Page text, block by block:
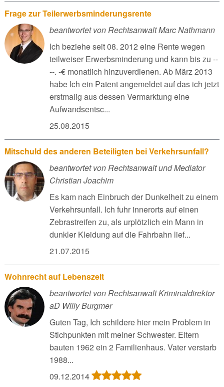
Frage zur Teilerwerbsminderungsrente
beantwortet von Rechtsanwalt Marc Nathmann
Ich beziehe seit 08. 2012 eine Rente wegen
teilweiser Erwerbsminderung und kann bis zu --
--. -€ monatlich hinzuverdienen. Ab März 2013
habe Ich ein Patent angemeldet auf das ich jetzt
erstmalig aus dessen Vermarktung eine
Aufwandsentsc...
25.08.2015
Mitschuld des anderen Beteiligten bei Verkehrsunfall?
beantwortet von Rechtsanwalt und Mediator
Christian Joachim
Es kam nach Einbruch der Dunkelheit zu einem
Verkehrsunfall. Ich fuhr innerorts auf einen
Zebrastreifen zu, als urplötzlich ein Mann in
dunkler Kleidung auf die Fahrbahn lief...
21.07.2015
Wohnrecht auf Lebenszeit
beantwortet von Rechtsanwalt Kriminaldirektor
aD Willy Burgmer
Guten Tag, Ich schildere hier mein Problem in
Stichpunkten mit meiner Schwester. Eltern
bauten 1962 ein 2 Familienhaus. Vater verstarb
1988...
09.12.2014